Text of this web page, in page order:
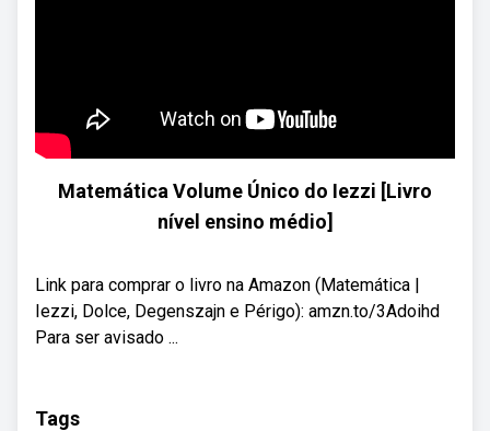
Matemática Volume Único do Iezzi [Livro
nível ensino médio]
Link para comprar o livro na Amazon (Matemática |
Iezzi, Dolce, Degenszajn e Périgo): amzn.to/3Adoihd
Para ser avisado ...
Tags